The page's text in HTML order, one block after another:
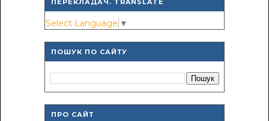
ПЕРЕКЛАДАЧ. TRANSLATE
Select Language ▼
ПОШУК ПО САЙТУ
ПРО САЙТ